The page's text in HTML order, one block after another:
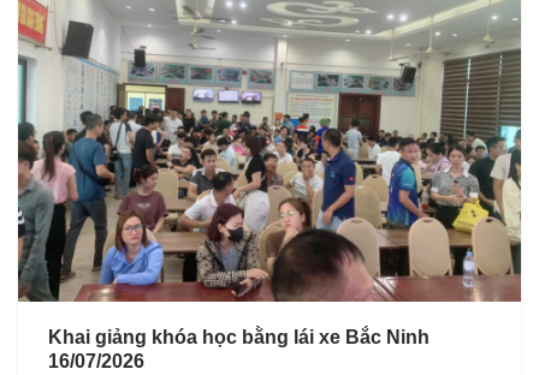
Khai giảng khóa học bằng lái xe Bắc Ninh
16/07/2026